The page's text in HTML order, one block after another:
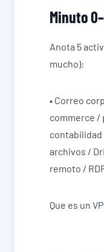
Minuto
Anota 5
mucho):
• Correo
commerce /
contabilidad
archivos /
remoto /
Que es un